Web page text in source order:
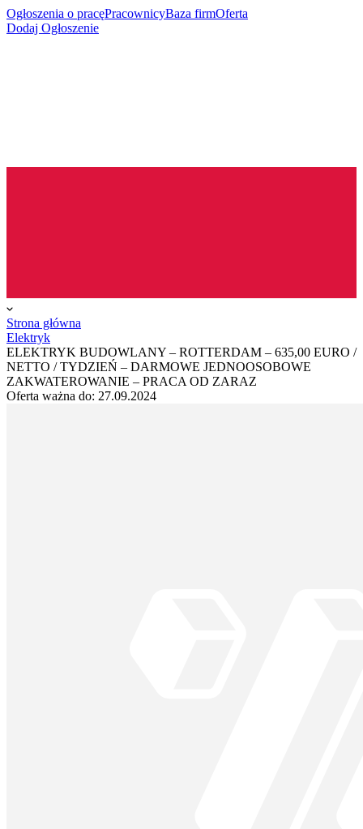
Ogłoszenia o pracęPracownicyBaza firmOferta
Dodaj Ogłoszenie
Strona główna
Elektryk
ELEKTRYK BUDOWLANY – ROTTERDAM – 635,00 EURO /
NETTO / TYDZIEŃ – DARMOWE JEDNOOSOBOWE
ZAKWATEROWANIE – PRACA OD ZARAZ
Oferta ważna do: 27.09.2024